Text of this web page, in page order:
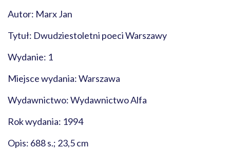
Autor: Marx Jan
Tytuł: Dwudziestoletni poeci Warszawy
Wydanie: 1
Miejsce wydania: Warszawa
Wydawnictwo: Wydawnictwo Alfa
Rok wydania: 1994
Opis: 688 s.; 23,5 cm